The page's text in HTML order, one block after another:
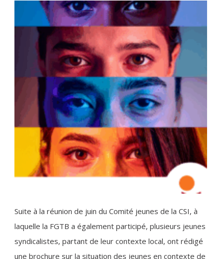
Suite à la réunion de juin du Comité jeunes de la CSI, à
laquelle la FGTB a également participé, plusieurs jeunes
syndicalistes, partant de leur contexte local, ont rédigé
une brochure sur la situation des jeunes en contexte de